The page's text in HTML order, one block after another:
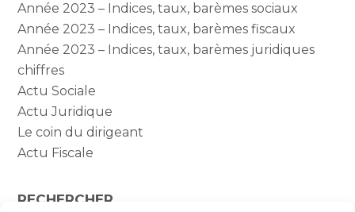
Année 2023 – Indices, taux, barèmes sociaux
Année 2023 – Indices, taux, barèmes fiscaux
Année 2023 – Indices, taux, barèmes juridiques
chiffres
Actu Sociale
Actu Juridique
Le coin du dirigeant
Actu Fiscale
RECHERCHER